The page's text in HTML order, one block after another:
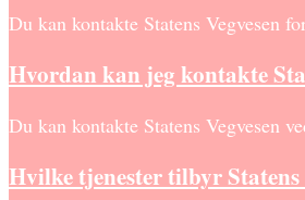
Du kan kontakte Statens Vegvesen
Hvordan kan jeg kontakte
Du kan kontakte Statens Vegvesen
Hvilke tjenester tilbyr Statens